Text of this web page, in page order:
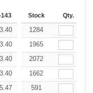
144-287 288 + More
Stock Qty.
22.99
1284
22.99
1965
22.99
2072
22.99
1662
25.03
591